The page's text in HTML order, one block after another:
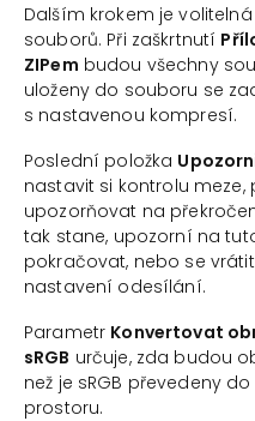
Dalším krokem je
souborů. Při zaškrtnutí
ZIPem budou všechny
uloženy do souboru se
s nastavenou kompresí.
Poslední položka
nastavit si kontrolu meze,
upozorňovat na
tak stane, upozorní na
pokračovat, nebo se
nastavení odesílání.
Parametr Konvertovat
sRGB určuje, zda budou
než je sRGB převedeny
prostoru.